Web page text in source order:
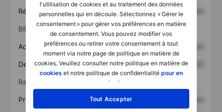
l'utilisation de cookies et au traitement des données
personnelles qui en découle. Sélectionnez « Gérer le
consentement » pour gérer vos préférences en matière
de consentement. Vous pouvez modifier vos
préférences ou retirer votre consentement à tout
moment via notre page de politique en matière de
cookies. Veuillez consulter notre politique en matière de
cookies et notre politique de confidentialité pour en
savoir plus
Tout Accepter
Résultat net XXXXXXX XXXXXXX
Bilan
Actifs totaux XXXXXXX XXXXXXX
Dette totale XXXXXXX XXXXXXX
Ratios
Prix / ventes XXXXXXX